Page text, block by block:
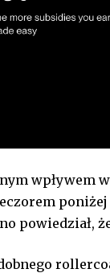
poniżej
powiedział,